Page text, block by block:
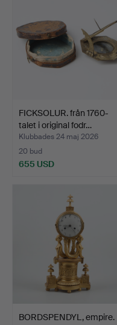
FICKSOLUR. från 1760-
talet i original fodr…
Klubbades 24 maj 2026
20 bud
655 USD
BORDSPENDYL, empire.